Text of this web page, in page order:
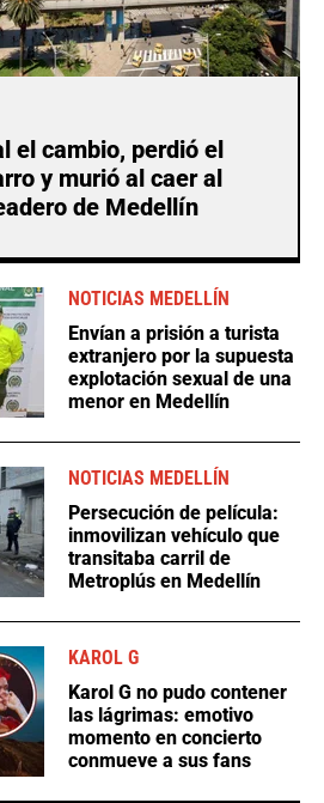
el cambio, perdió el
y murió al caer al
de Medellín
NOTICIAS MEDELLÍN
Envían a prisión a turista
extranjero por la supuesta
explotación sexual de una
menor en Medellín
NOTICIAS MEDELLÍN
Persecución de película:
inmovilizan vehículo que
transitaba carril de
Metroplús en Medellín
KAROL G
Karol G no pudo contener
las lágrimas: emotivo
momento en concierto
conmueve a sus fans